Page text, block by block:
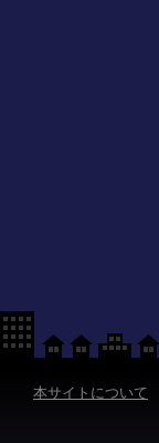
本サイトについて